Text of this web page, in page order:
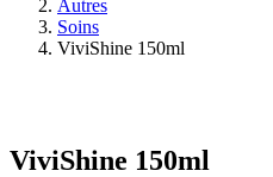
Autres
Soins
ViviShine 150ml
ViviShine 150ml